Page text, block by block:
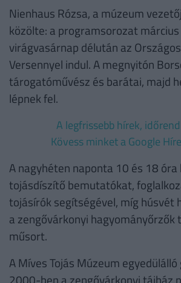
Nienhaus Rózsa, a múzeum
közölte: a programsorozat
virágvasárnap délután az
Versennyel indul. A megnyitón
tárogatóművész és barátai, majd
lépnek fel.
A legfrissebb hírek,
Kövess minket a Google
A nagyhéten naponta 10 és 18
tojásdíszítő bemutatókat,
tojásírók segítségével, míg húsvét
a zengővárkonyi hagyományőrzők
műsort.
A Míves Tojás Múzeum